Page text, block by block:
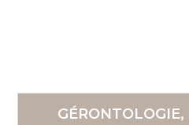
GÉRONTOLOGIE,